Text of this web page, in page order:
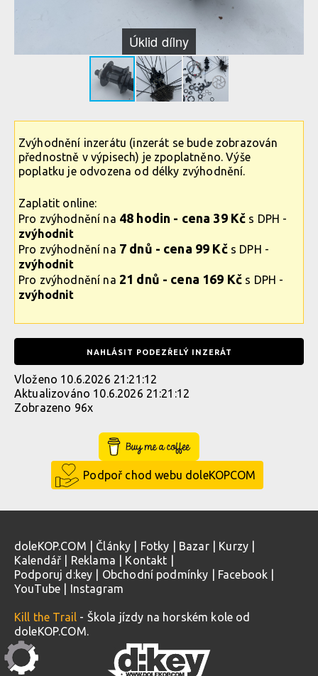
Úklid dílny
Zvýhodnění inzerátu (inzerát se bude zobrazován
přednostně v výpisech) je zpoplatněno. Výše
poplatku je odvozena od délky zvýhodnění.
Zaplatit online:
Pro zvýhodnění na 48 hodin - cena 39 Kč s DPH -
zvýhodnit
Pro zvýhodnění na 7 dnů - cena 99 Kčs DPH -
zvýhodnit
Pro zvýhodnění na 21 dnů - cena 169 Kč s DPH -
zvýhodnit
NAHLÁSIT PODEZŘELÝ INZERÁT
Vloženo 10.6.2026 21:21:12
Aktualizováno 10.6.2026 21:21:12
Zobrazeno 96x
Buy Me a Coffee
Podpoř chod webu doleKOPCOM
doleKOP.COM Články Fotky Bazar| Kurzy
Kalendář
Reklama Kontakt
Podporuj d:key
Obchodní podmínky Facebook
YouTube
Instagram
Kill the Trail - Škola jízdy na horském kole od
doleKOP.COM.